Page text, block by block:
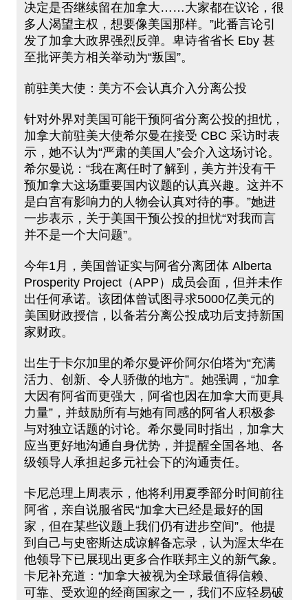
决定是否继续留在加拿大……大家都在议论，很
多人渴望主权，想要像美国那样。”此番言论引
发了加拿大政界强烈反弹。卑诗省省长 Eby 甚
至批评美方相关举动为“叛国”。
前驻美大使：美方不会认真介入分离公投
针对外界对美国可能干预阿省分离公投的担忧，
加拿大前驻美大使希尔曼在接受 CBC 采访时表
示，她不认为“严肃的美国人”会介入这场讨论。
希尔曼说：“我在离任时了解到，美方并没有干
预加拿大这场重要国内议题的认真兴趣。这并不
是白宫有影响力的人物会认真对待的事。”她进
一步表示，关于美国干预公投的担忧“对我而言
并不是一个大问题”。
今年1月，美国曾证实与阿省分离团体 Alberta
Prosperity Project（APP）成员会面，但并未作
出任何承诺。该团体曾试图寻求5000亿美元的
美国财政授信，以备若分离公投成功后支持新国
家财政。
出生于卡尔加里的希尔曼评价阿尔伯塔为“充满
活力、创新、令人骄傲的地方”。她强调，“加拿
大因有阿省而更强大，阿省也因在加拿大而更具
力量”，并鼓励所有与她有同感的阿省人积极参
与对独立话题的讨论。希尔曼同时指出，加拿大
应当更好地沟通自身优势，并提醒全国各地、各
级领导人承担起多元社会下的沟通责任。
卡尼总理上周表示，他将利用夏季部分时间前往
阿省，亲自说服省民“加拿大已经是最好的国
家，但在某些议题上我们仍有进步空间”。他提
到自己与史密斯达成谅解备忘录，认为渥太华在
他领导下已展现出更多合作联邦主义的新气象。
卡尼补充道：“加拿大被视为全球最值得信赖、
可靠、受欢迎的经商国家之一，我们不应轻易破